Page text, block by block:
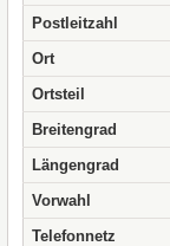
Postleitzahl
Ort
Ortsteil
Breitengrad
Längengrad
Vorwahl
Telefonnetz